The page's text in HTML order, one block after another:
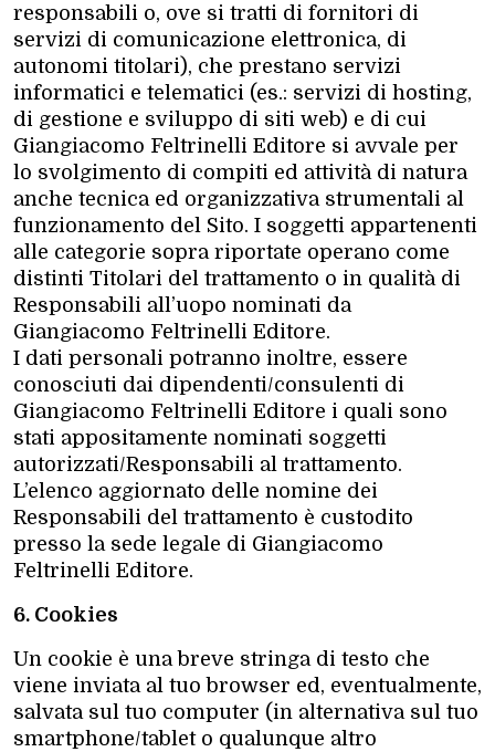
responsabili o, ove si tratti di fornitori di
servizi di comunicazione elettronica, di
autonomi titolari), che prestano servizi
informatici e telematici (es.: servizi di hosting,
di gestione e sviluppo di siti web) e di cui
Giangiacomo Feltrinelli Editore si avvale per
lo svolgimento di compiti ed attività di natura
anche tecnica ed organizzativa strumentali al
funzionamento del Sito. I soggetti appartenenti
alle categorie sopra riportate operano come
distinti Titolari del trattamento o in qualità di
Responsabili all’uopo nominati da
Giangiacomo Feltrinelli Editore.
I dati personali potranno inoltre, essere
conosciuti dai dipendenti/consulenti di
Giangiacomo Feltrinelli Editore i quali sono
stati appositamente nominati soggetti
autorizzati/Responsabili al trattamento.
L’elenco aggiornato delle nomine dei
Responsabili del trattamento è custodito
presso la sede legale di Giangiacomo
Feltrinelli Editore.
6. Cookies
Un cookie è una breve stringa di testo che
viene inviata al tuo browser ed, eventualmente,
salvata sul tuo computer (in alternativa sul tuo
smartphone/tablet o qualunque altro